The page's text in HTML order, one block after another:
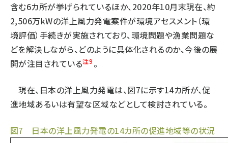
含む6カ所が挙げられているほか、2020年10月末現在、約
2,506万kWの洋上風力発電案件が環境アセスメント（環
境評価）手続きが実施されており、環境問題や漁業問題な
どを解決しながら、どのように具体化されるのか、今後の展
開が注目されている注9 。
現在、日本の洋上風力発電は、図7に示す14カ所が、促
進地域あるいは有望な区域などとして検討されている。
図7 日本の洋上風力発電の14カ所の促進地域等の状況